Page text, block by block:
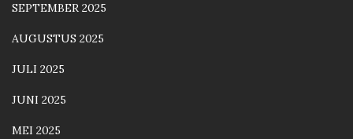
SEPTEMBER 2025
AUGUSTUS 2025
JULI 2025
JUNI 2025
MEI 2025